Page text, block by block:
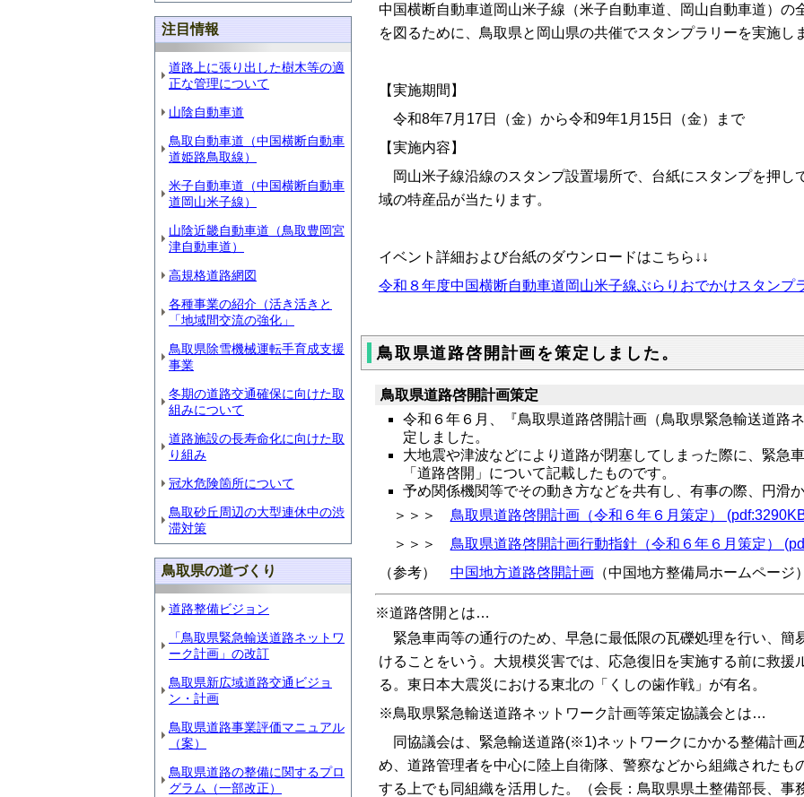
注目情報
道路上に張り出した樹木等の適
正な管理について
山陰自動車道
鳥取自動車道（中国横断自動車
道姫路鳥取線）
米子自動車道（中国横断自動車
道岡山米子線）
山陰近畿自動車道（鳥取豊岡宮
津自動車道）
高規格道路網図
各種事業の紹介（活き活きと
「地域間交流の強化」
鳥取県除雪機械運転手育成支援
事業
冬期の道路交通確保に向けた取
組みについて
道路施設の長寿命化に向けた取
り組み
冠水危険箇所について
鳥取砂丘周辺の大型連休中の渋
滞対策
鳥取県の道づくり
道路整備ビジョン
「鳥取県緊急輸送道路ネットワ
ーク計画」の改訂
鳥取県新広域道路交通ビジョ
ン・計画
鳥取県道路事業評価マニュアル
（案）
鳥取県道路の整備に関するプロ
グラム（一部改正）
中国横断自動車道岡山米子線（米子自動車道、岡山自動車道）の
を図るために、鳥取県と岡山県の共催でスタンプラリーを実施し
【実施期間】
令和8年7月 17日（金）から令和9年1 月 15日（金）まで
【実施内容】
岡山米子線沿線のスタンプ設置場所で、台紙にスタンプを押し
域の特産品が当たります。
イベント詳細および台紙のダウンロードはこちら ↓↓
令和８年度中国横断自動車道岡山米子線ぶらりおでかけスタンプ
鳥取県道路啓開計画を策定しました。
鳥取県道路啓開計画策定
令和６年６月、『鳥取県道路啓開計画（鳥取県緊急輸送道路
定しました。
大地震や津波などにより道路が閉塞してしまった際に、緊急
「道路啓開」について記載したものです。
予め関係機関等でその動き方などを共有し、有事の際、円滑
＞＞＞ 鳥取県道路啓開計画（令和６年６月策定）
＞＞＞ 鳥取県道路啓開計画行動指針（令和６年６月策定）
（参考） 中国地方道路啓開計画（中国地方整備局ホームページ
※道路啓開とは…
緊急車両等の通行のため、早急に最低限の瓦礫処理を行い、簡
けることをいう。大規模災害では、応急復旧を実施する前に救援
る。東日本大震災における東北の「くしの歯作戦」が有名。
※鳥取県緊急輸送道路ネットワーク計画等策定協議会とは…
同協議会は、緊急輸送道路(※1)ネットワークにかかる整備計画
め、道路管理者を中心に陸上自衛隊、警察などから組織されたも
する上でも同組織を活用した。（会長：鳥取県県土整備部長、事